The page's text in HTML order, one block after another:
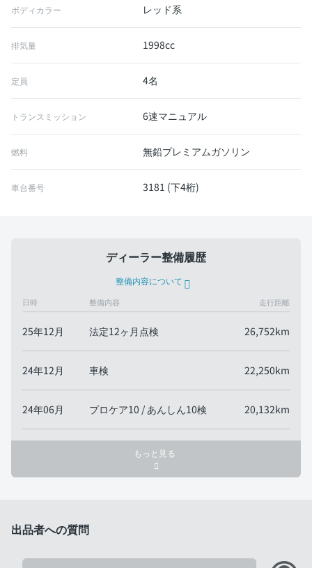
ボディカラー レッド系
排気量 1998cc
定員 4名
トランスミッション 6速マニュアル
燃料 無鉛プレミアムガソリン
車台番号 3181 (下4桁)
ディーラー整備履歴
整備内容について
日時 整備内容 走行距離
25年12月 法定12ヶ月点検 26,752km
24年12月 車検 22,250km
24年06月 プロケア10 / あんしん10検 20,132km
もっと見る
出品者への質問